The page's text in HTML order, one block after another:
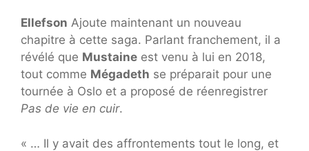
Ellefson Ajoute maintenant un nouveau
chapitre à cette saga. Parlant franchement, il a
révélé que Mustaine est venu à lui en 2018,
tout comme Mégadeth se préparait pour une
tournée à Oslo et a proposé de réenregistrer
Pas de vie en cuir.
« … Il y avait des affrontements tout le long, et